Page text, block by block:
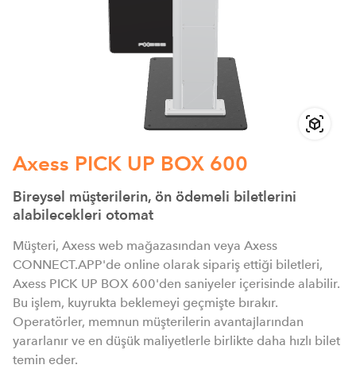
Axess PICK UP BOX 600
Bireysel müşterilerin, ön ödemeli biletlerini
alabilecekleri otomat
Müşteri, Axess web mağazasından veya Axess
CONNECT.APP'de online olarak sipariş ettiği biletleri,
Axess PICK UP BOX 600'den saniyeler içerisinde alabilir.
Bu işlem, kuyrukta beklemeyi geçmişte bırakır.
Operatörler, memnun müşterilerin avantajlarından
yararlanır ve en düşük maliyetlerle birlikte daha hızlı bilet
temin eder.